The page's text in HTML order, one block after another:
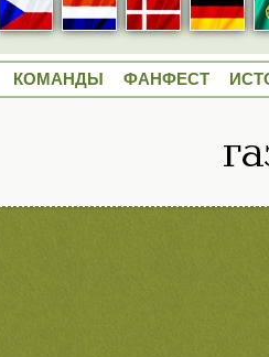
КОМАНДЫ ФАНФЕСТ